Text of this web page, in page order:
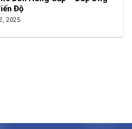
Độ
2025